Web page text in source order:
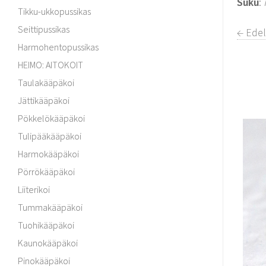
Tikku-ukkopussikas
Seittipussikas
Harmohentopussikas
HEIMO: AITOKOIT
Taulakääpäkoi
Jättikääpäkoi
Pökkelökääpäkoi
Tulipääkääpäkoi
Harmokääpäkoi
Pörrökääpäkoi
Liiterikoi
Tummakääpäkoi
Tuohikääpäkoi
Kaunokääpäkoi
Pinokääpäkoi
←